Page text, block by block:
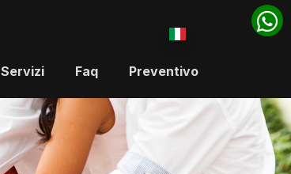
Servizi Faq Preventivo